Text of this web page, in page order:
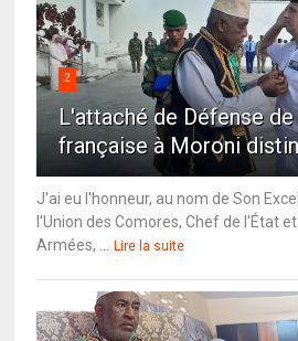
2
L'attaché de Défense
française à Moroni
J'ai eu l'honneur, au nom de Son
l'Union des Comores, Chef de l'État
Armées, ...
Lire la suite